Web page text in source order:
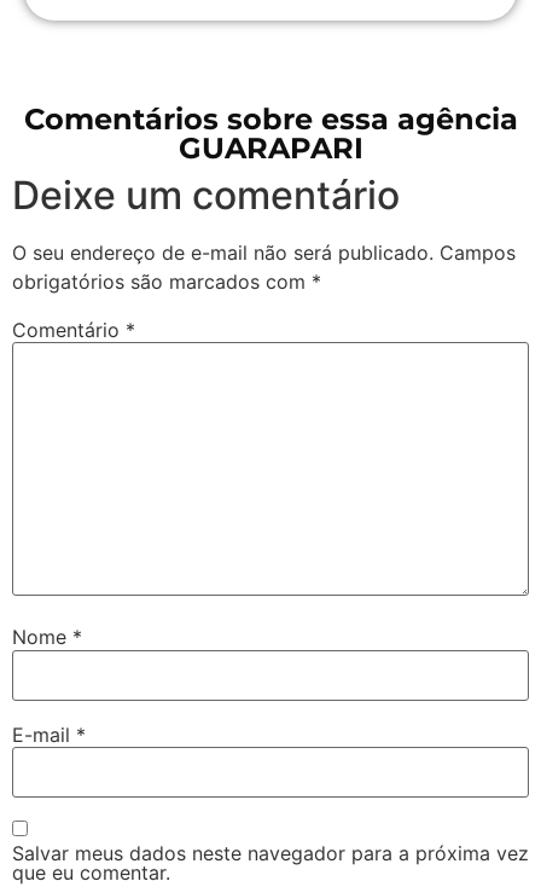
Comentários sobre essa agência
GUARAPARI
Deixe um comentário
O seu endereço de e-mail não será publicado. Campos
obrigatórios são marcados com *
Comentário *
Nome *
E-mail *
Salvar meus dados neste navegador para a próxima vez
que eu comentar.